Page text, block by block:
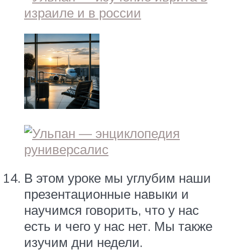
В этом уроке мы углубим наши
презентационные навыки и
научимся говорить, что у нас
есть и чего у нас нет. Мы также
изучим дни недели.